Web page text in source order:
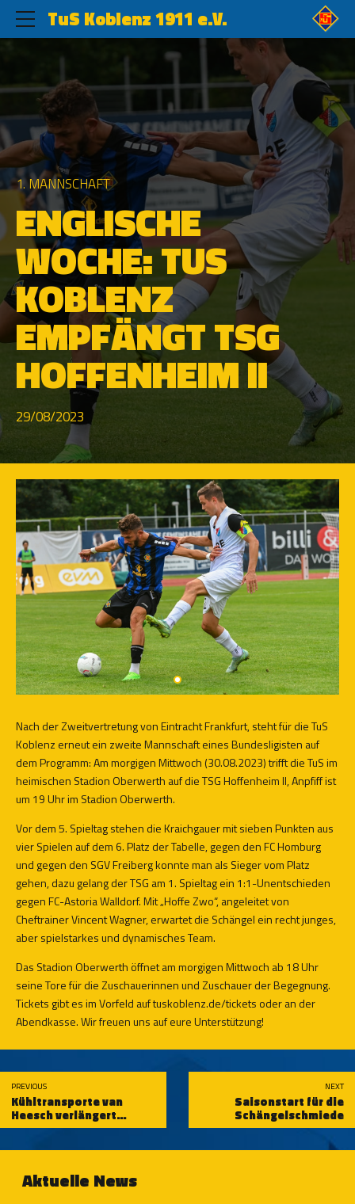
TuS Koblenz 1911 e.V.
1. MANNSCHAFT
ENGLISCHE
WOCHE: TUS
KOBLENZ
EMPFÄNGT TSG
HOFFENHEIM II
29/08/2023
Nach der Zweitvertretung von Eintracht Frankfurt, steht für die TuS
Koblenz erneut ein zweite Mannschaft eines Bundesligisten auf
dem Programm: Am morgigen Mittwoch (30.08.2023) trifft die TuS im
heimischen Stadion Oberwerth auf die TSG Hoffenheim II, Anpfiff ist
um 19 Uhr im Stadion Oberwerth.
Vor dem 5. Spieltag stehen die Kraichgauer mit sieben Punkten aus
vier Spielen auf dem 6. Platz der Tabelle, gegen den FC Homburg
und gegen den SGV Freiberg konnte man als Sieger vom Platz
gehen, dazu gelang der TSG am 1. Spieltag ein 1:1-Unentschieden
gegen FC-Astoria Walldorf. Mit „Hoffe Zwo“, angeleitet von
Cheftrainer Vincent Wagner, erwartet die Schängel ein recht junges,
aber spielstarkes und dynamisches Team.
Das Stadion Oberwerth öffnet am morgigen Mittwoch ab 18 Uhr
seine Tore für die Zuschauerinnen und Zuschauer der Begegnung.
Tickets gibt es im Vorfeld auftuskoblenz.de/ticketsoder an der
Abendkasse. Wir freuen uns auf eure Unterstützung!
PREVIOUS
Kühltransporte van
Heesch verlängert
Engagement bei der TuS
NEXT
Saisonstart für die
Schängelschmiede
Aktuelle News